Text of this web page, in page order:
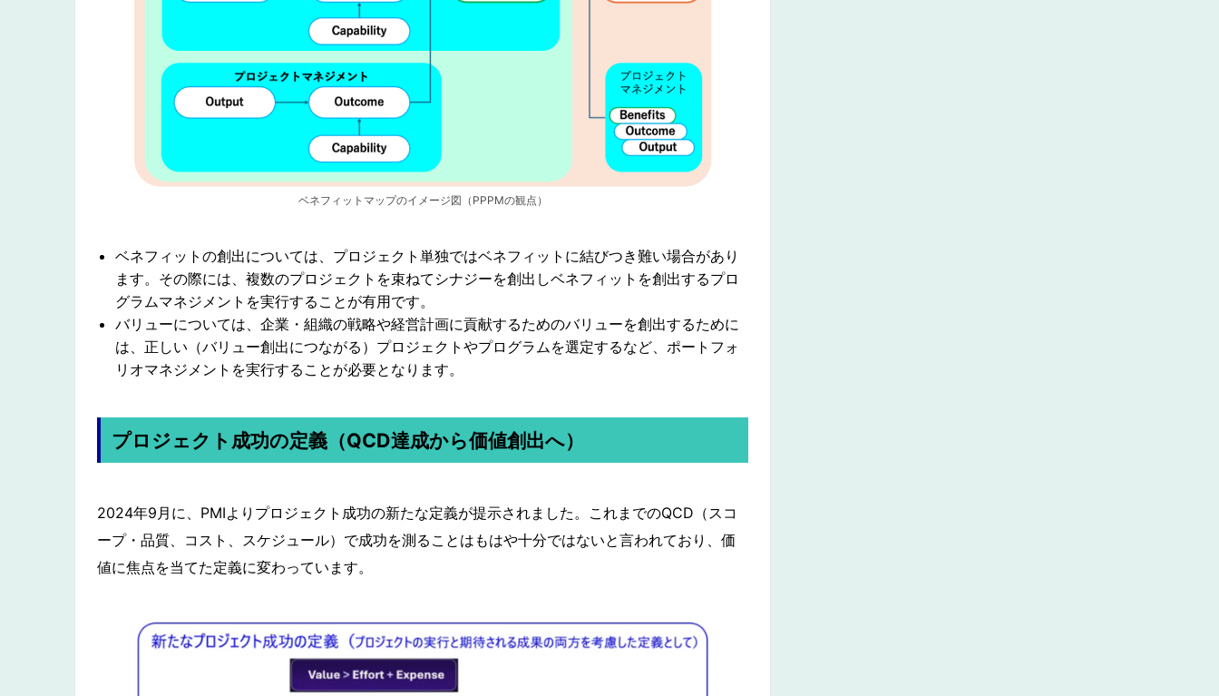
ベネフィットマップのイメージ図（PPPMの観点）
ベネフィットの創出については、プロジェクト単独ではベネフィットに結びつき難い場合があり
ます。その際には、複数のプロジェクトを束ねてシナジーを創出しベネフィットを創出するプロ
グラムマネジメントを実行することが有用です。
バリューについては、企業・組織の戦略や経営計画に貢献するためのバリューを創出するために
は、正しい（バリュー創出につながる）プロジェクトやプログラムを選定するなど、ポートフォ
リオマネジメントを実行することが必要となります。
プロジェクト成功の定義（QCD達成から価値創出へ）
2024年9月に、PMIよりプロジェクト成功の新たな定義が提示されました。これまでのQCD（スコ
ープ・品質、コスト、スケジュール）で成功を測ることはもはや十分ではないと言われており、価
値に焦点を当てた定義に変わっています。